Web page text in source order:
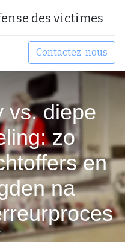
des victimes
Contactez-nous
vs. diepe
zo
en
na